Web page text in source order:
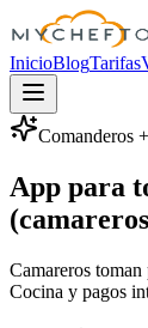
MyChefTool
InicioBlogTarifas
Comanderos
App para
Camareros
Cocina y pagos